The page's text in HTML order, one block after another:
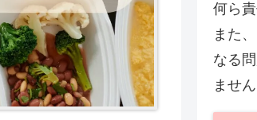
何ら
また
なる
ません